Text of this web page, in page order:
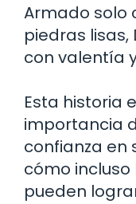
Armado solo
piedras lisas,
con valentía
Esta historia
importancia
confianza en
cómo
pueden